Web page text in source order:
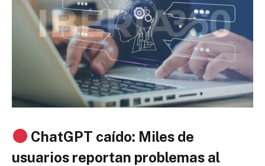
ChatGPT caído: Miles de
usuarios reportan problemas al